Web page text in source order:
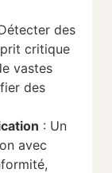
des
critique
vastes
des
: Un
avec